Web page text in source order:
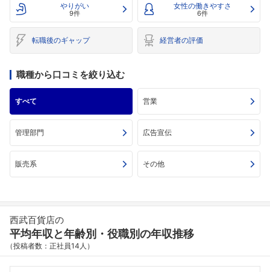
やりがい
9件
女性の働きやすさ
6件
転職後のギャップ 経営者の評価
職種から口コミを絞り込む
すべて 営業
管理部門 広告宣伝
販売系 その他
西武百貨店の
平均年収と年齢別・役職別の年収推移
（投稿者数：正社員14人）